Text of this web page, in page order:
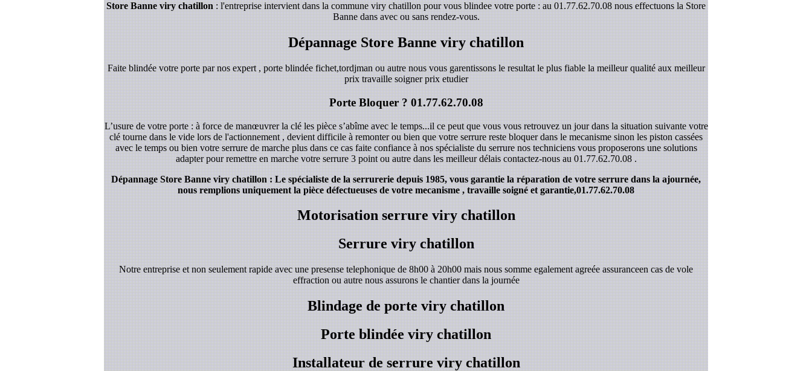
Store Banne viry chatillon: l'entreprise intervient dans la commune viry chatillon pour vous blindee votre porte : au 01.77.62.70.08 nous effectuons la Store
Banne dans avec ou sans rendez-vous.
Dépannage Store Banne viry chatillon
Faite blindée votre porte par nos expert , porte blindée fichet,tordjman ou autre nous vous garentissons le resultat le plus fiable la meilleur qualité aux meilleur
prix travaille soigner prix etudier
Porte Bloquer ?01.77.62.70.08
L’usure de votre porte : à force de manœuvrer la clé les pièce s’abîme avec le temps...il ce peut que vous vous retrouvez un jour dans la situation suivante votre
clé tourne dans le vide lors de l'actionnement , devient difficile à remonter ou bien que votre serrure reste bloquer dans le mecanisme sinon les piston cassées
avec le temps ou bien votre serrure de marche plus dans ce cas faite confiance à nos spécialiste du serrure nos techniciens vous proposerons une solutions
adapter pour remettre en marche votre serrure 3 point ou autre dans les meilleur délais contactez-nous au01.77.62.70.08.
Dépannage Store Banne viry chatillon : Le spécialiste de la serrurerie depuis 1985, vous garantie la réparation de votre serrure dans la ajournée,
nous remplions uniquement la pièce défectueuses de votre mecanisme , travaille soigné et garantie,01.77.62.70.08
Motorisation serrure viry chatillon
Serrure viry chatillon
Notre entreprise et non seulement rapide avec une presense telephonique de 8h00 à 20h00 mais nous somme egalement agreée assuranceen cas de vole
effraction ou autre nous assurons le chantier dans la journée
Blindage de porte viry chatillon
Porte blindée viry chatillon
Installateur de serrure viry chatillon